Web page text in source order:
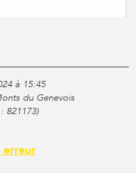
à 15:45
du Genevois
821173)
erreur